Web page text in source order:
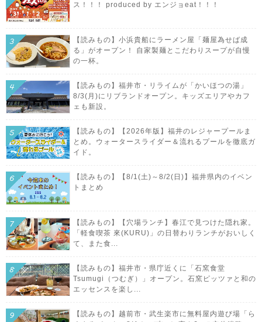
ス！！！ produced by エンジョeat！！！
【読みもの】小浜貴船にラーメン屋「麺屋為せば成
る」がオープン！ 自家製麺とこだわりスープが自慢
の一杯。
【読みもの】福井市・リライムが「かいほつの湯」
8/3(月)にリブランドオープン。キッズエリアやカフ
ェも新設。
【読みもの】【2026年版】福井のレジャープールま
とめ。ウォータースライダー＆流れるプールを徹底ガ
イド。
【読みもの】【8/1(土)～8/2(日)】福井県内のイベン
トまとめ
【読みもの】【穴場ランチ】春江で見つけた隠れ家。
「軽食喫茶 來(KURU)」の日替わりランチがおいしく
て、また食...
【読みもの】福井市・県庁近くに「石窯食堂
Tsumugi（つむぎ）」オープン。石窯ピッツァと和の
エッセンスを楽し...
【読みもの】越前市・武生楽市に無料屋内遊び場「ら